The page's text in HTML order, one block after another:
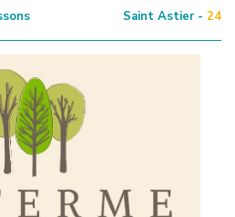
Saint Astier - 24